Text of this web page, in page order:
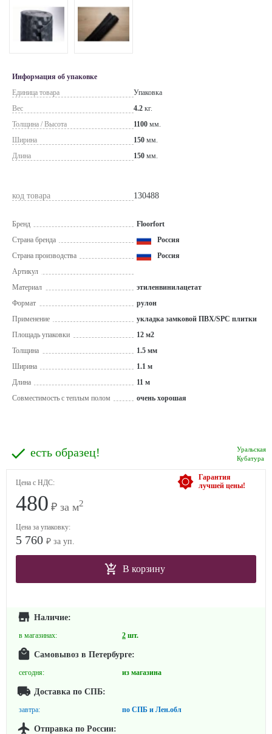
Информация об упаковке
Единица товара
Упаковка
Вес
4.2 кг.
Толщина / Высота
1100 мм.
Ширина
150 мм.
Длина
150 мм.
код товара 130488
Бренд
Floorfort
Страна бренда
Россия
Страна производства
Россия
Артикул
Материал
этиленвинилацетат
Формат
рулон
Применение
укладка замковой ПВХ/SPC плитки
Площадь упаковки
12 м2
Толщина
1.5 мм
Ширина
1.1 м
Длина
11 м
Совместимость с теплым полом
очень хорошая
Уральская
Кубатура
есть образец!
Гарантия
лучшей цены!
Цена с НДС:
480 ₽ за м2
Цена за упаковку:
5 760 ₽ за уп.
В корзину
Наличие:
в магазинах: 2 шт.
Самовывоз в Петербурге:
сегодня: из магазина
Доставка по СПБ:
завтра: по СПБ и Лен.обл
Отправка по России: